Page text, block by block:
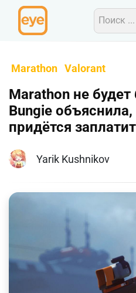
Marathon Valorant
Marathon не будет
Bungie
придётся
Yarik Kushnikov